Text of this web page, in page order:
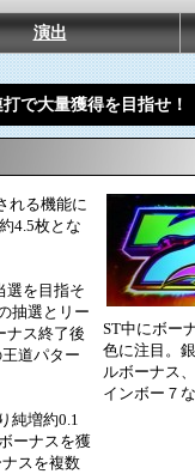
演出
で大量獲得を目指せ！
れる機能に
4.5枚とな
選を目指そ
抽選とリー
ナス終了後
道パター
純増約0.1
ーナスを獲
スを複数
ST中にボー
色に注目。
ルボーナス
インボー７